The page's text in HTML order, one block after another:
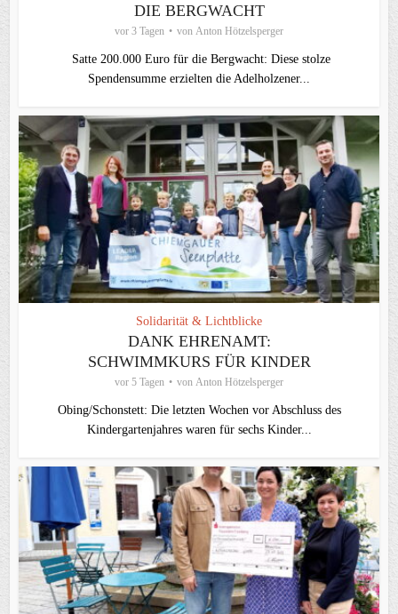
DIE BERGWACHT
vor 3 Tagen von Anton Hötzelsperger
Satte 200.000 Euro für die Bergwacht: Diese stolze
Spendensumme erzielten die Adelholzener...
Solidarität & Lichtblicke
DANK EHRENAMT:
SCHWIMMKURS FÜR KINDER
vor 5 Tagen von Anton Hötzelsperger
Obing/Schonstett: Die letzten Wochen vor Abschluss des
Kindergartenjahres waren für sechs Kinder...